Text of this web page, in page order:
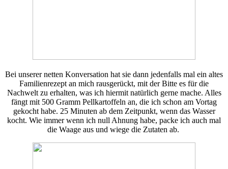
Bei unserer netten Konversation hat sie dann jedenfalls mal ein altes
Familienrezept an mich rausgerückt, mit der Bitte es für die
Nachwelt zu erhalten, was ich hiermit natürlich gerne mache. Alles
fängt mit 500 Gramm Pellkartoffeln an, die ich schon am Vortag
gekocht habe. 25 Minuten ab dem Zeitpunkt, wenn das Wasser
kocht. Wie immer wenn ich null Ahnung habe, packe ich auch mal
die Waage aus und wiege die Zutaten ab.